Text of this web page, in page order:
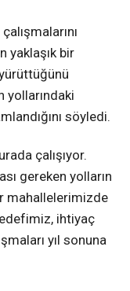
yaklaşık bir
yollarındaki
söyledi.
çalışıyor.
gereken yolların
mahallelerimizde
ihtiyaç
yıl sonuna